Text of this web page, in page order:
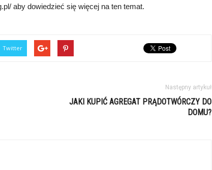
aby dowiedzieć się więcej na ten temat.
Twitter
Następny artykuł
JAKI KUPIĆ AGREGAT PRĄDOTWÓRCZY DO
DOMU?